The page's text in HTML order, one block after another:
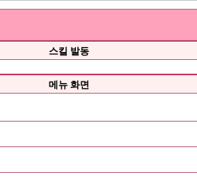
스킬 발동
메뉴 화면